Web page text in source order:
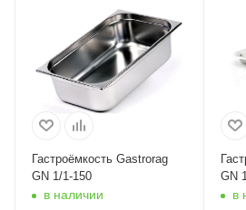
Гастроёмкость Gastrorag
GN 1/1-150
в наличии
GN
в